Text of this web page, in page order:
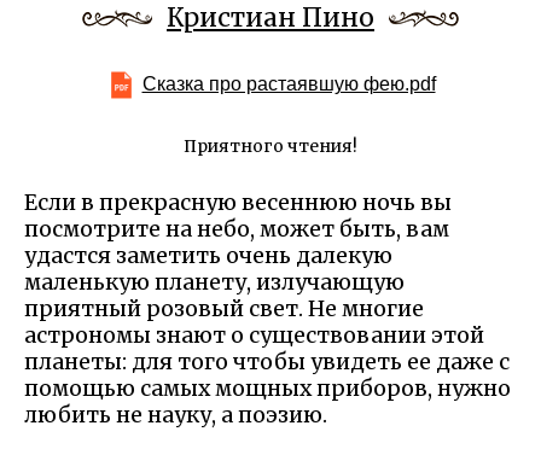
Кристиан Пино
Сказка про растаявшую фею.pdf
Приятного чтения!
Если в прекрасную весеннюю ночь вы
посмотрите на небо, может быть, вам
удастся заметить очень далекую
маленькую планету, излучающую
приятный розовый свет. Не многие
астрономы знают о существовании этой
планеты: для того чтобы увидеть ее даже с
помощью самых мощных приборов, нужно
любить не науку, а поэзию.